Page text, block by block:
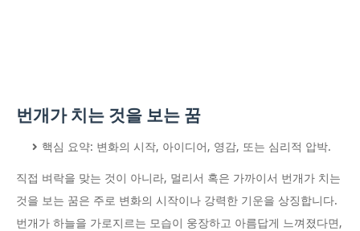
번개가 치는 것을 보는 꿈
핵심 요약: 변화의 시작, 아이디어, 영감, 또는 심리적 압박.
직접 벼락을 맞는 것이 아니라, 멀리서 혹은 가까이서 번개가 치는
것을 보는 꿈은 주로 변화의 시작이나 강력한 기운을 상징합니다.
번개가 하늘을 가로지르는 모습이 웅장하고 아름답게 느껴졌다면,